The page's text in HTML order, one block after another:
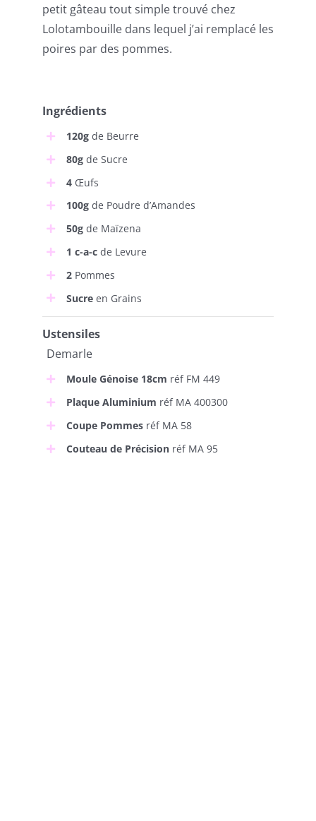
petit gâteau tout simple trouvé chez
Lolotambouille dans lequel j’ai remplacé les
poires par des pommes.
Ingrédients
120gde Beurre
80gde Sucre
4Œufs
100gde Poudre d’Amandes
50gde Maïzena
1 c-a-cde Levure
2Pommes
Sucreen Grains
Ustensiles
Demarle
Moule Génoise 18cm réf FM 449
Plaque Aluminium réf MA 400300
Coupe Pommesréf MA 58
Couteau de Précisionréf MA 95